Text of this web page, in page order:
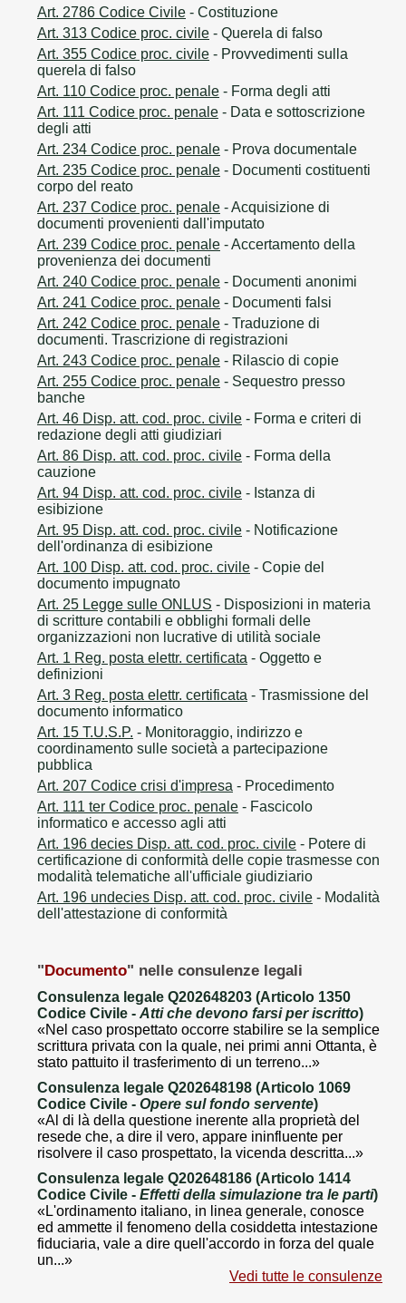
Art. 2786 Codice Civile - Costituzione
Art. 313 Codice proc. civile - Querela di falso
Art. 355 Codice proc. civile - Provvedimenti sulla
querela di falso
Art. 110 Codice proc. penale - Forma degli atti
Art. 111 Codice proc. penale - Data e sottoscrizione
degli atti
Art. 234 Codice proc. penale - Prova documentale
Art. 235 Codice proc. penale - Documenti costituenti
corpo del reato
Art. 237 Codice proc. penale - Acquisizione di
documenti provenienti dall'imputato
Art. 239 Codice proc. penale - Accertamento della
provenienza dei documenti
Art. 240 Codice proc. penale - Documenti anonimi
Art. 241 Codice proc. penale - Documenti falsi
Art. 242 Codice proc. penale - Traduzione di
documenti. Trascrizione di registrazioni
Art. 243 Codice proc. penale - Rilascio di copie
Art. 255 Codice proc. penale - Sequestro presso
banche
Art. 46 Disp. att. cod. proc. civile - Forma e criteri di
redazione degli atti giudiziari
Art. 86 Disp. att. cod. proc. civile - Forma della
cauzione
Art. 94 Disp. att. cod. proc. civile - Istanza di
esibizione
Art. 95 Disp. att. cod. proc. civile - Notificazione
dell'ordinanza di esibizione
Art. 100 Disp. att. cod. proc. civile - Copie del
documento impugnato
Art. 25 Legge sulle ONLUS - Disposizioni in materia
di scritture contabili e obblighi formali delle
organizzazioni non lucrative di utilità sociale
Art. 1 Reg. posta elettr. certificata - Oggetto e
definizioni
Art. 3 Reg. posta elettr. certificata - Trasmissione del
documento informatico
Art. 15 T.U.S.P. - Monitoraggio, indirizzo e
coordinamento sulle società a partecipazione
pubblica
Art. 207 Codice crisi d'impresa - Procedimento
Art. 111 ter Codice proc. penale - Fascicolo
informatico e accesso agli atti
Art. 196 decies Disp. att. cod. proc. civile - Potere di
certificazione di conformità delle copie trasmesse con
modalità telematiche all'ufficiale giudiziario
Art. 196 undecies Disp. att. cod. proc. civile - Modalità
dell'attestazione di conformità
"Documento" nelle consulenze legali
Consulenza legale Q202648203 (Articolo 1350
Codice Civile - Atti che devono farsi per iscritto)
«Nel caso prospettato occorre stabilire se la semplice
scrittura privata con la quale, nei primi anni Ottanta, è
stato pattuito il trasferimento di un terreno...»
Consulenza legale Q202648198 (Articolo 1069
Codice Civile - Opere sul fondo servente)
«Al di là della questione inerente alla proprietà del
resede che, a dire il vero, appare ininfluente per
risolvere il caso prospettato, la vicenda descritta...»
Consulenza legale Q202648186 (Articolo 1414
Codice Civile - Effetti della simulazione tra le parti)
«L'ordinamento italiano, in linea generale, conosce
ed ammette il fenomeno della cosiddetta intestazione
fiduciaria, vale a dire quell'accordo in forza del quale
un...»
Vedi tutte le consulenze